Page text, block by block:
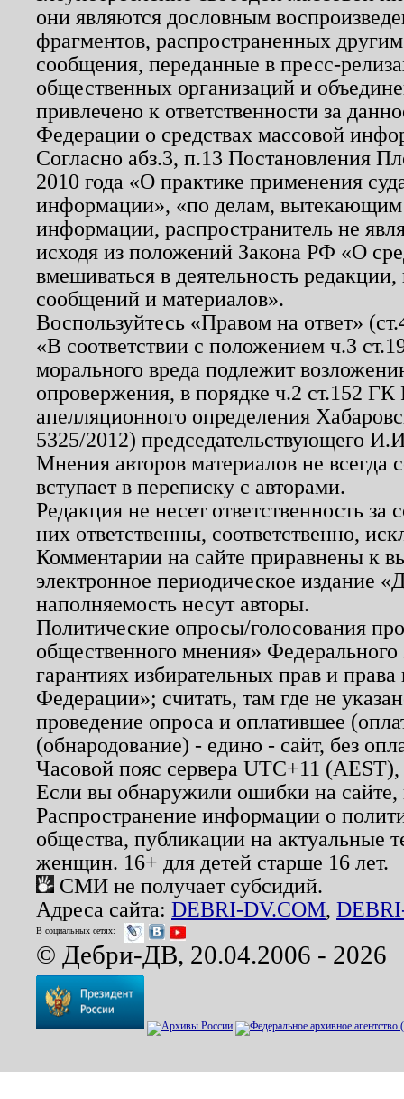
они являются дословным
фрагментов, распространенных
сообщения, переданные в пресс-
общественных организаций и
привлечено к ответственности за
Федерации о средствах массовой
Согласно абз.3, п.13 Постановления
2010 года «О практике применения
информации», «по делам, вытекающим
информации, распространитель не
исходя из положений Закона РФ «О
вмешиваться в деятельность
сообщений и материалов».
Воспользуйтесь «Правом на ответ»
«В соответствии с положением ч.3
морального вреда подлежит
опровержения, в порядке ч.2 ст.152
апелляционного определения
5325/2012) председательствующего
Мнения авторов материалов не
вступает в переписку с авторами.
Редакция не несет ответственность
них ответственны, соответственно,
Комментарии на сайте приравнены к
электронное периодическое издание
наполняемость несут авторы.
Политические опросы/голосования
общественного мнения»
гарантиях избирательных прав и
Федерации»; считать, там где не
проведение опроса и оплатившее
(обнародование) - едино - сайт, без
Часовой пояс сервера UTC+11
Если вы обнаружили ошибки на
Распространение информации о
общества, публикации на актуальные
женщин. 16+ для детей старше 16 лет.
СМИ не получает субсидий.
Адреса сайта: DEBRI-DV.COM,
В социальных сетях:
© Дебри-ДВ, 20.04.2006 - 2026